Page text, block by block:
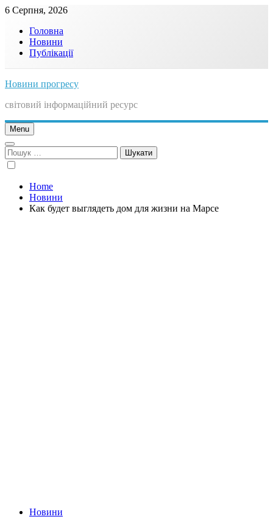
Skip
content
6 Серпня, 2026
Головна
Новини
Публікації
Новини прогресу
світовий інформаційний ресурс
Menu
Пошук:
Home
Новини
Как будет выглядеть дом для жизни на Марсе
Новини